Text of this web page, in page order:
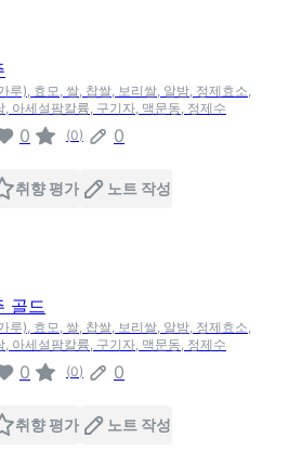
루), 효모, 쌀, 찹쌀, 보리쌀, 알밤, 정제효소,
, 아세설팜칼륨, 구기자, 맥문동, 정제수
0 (0) 0
취향 평가 노트 작성
골드
루), 효모, 쌀, 찹쌀, 보리쌀, 알밤, 정제효소,
, 아세설팜칼륨, 구기자, 맥문동, 정제수
0 (0) 0
취향 평가 노트 작성